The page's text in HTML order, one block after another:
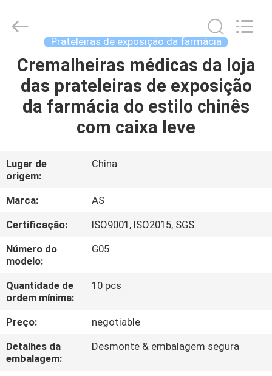
CASA
PRODUTOS
SOBRE
NÓS
EXCURSÃO
DA
FÁBRICA
CONTROLE
DA
QUALIDADE
Display
Shelves
Reserved.
Prateleiras de exposição da farmácia
Cremalheiras médicas da loja
das prateleiras de exposição
da farmácia do estilo chinês
com caixa leve
Lugar de
origem:
China
Marca:
AS
Certificação:
ISO9001, ISO2015, SGS
Número do
modelo:
G05
Quantidade de
ordem mínima:
10 pcs
Preço:
negotiable
Detalhes da
embalagem:
Desmonte & embalagem segura